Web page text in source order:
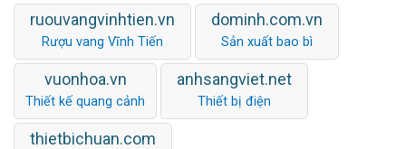
ruouvangvinhtien.vn
Rượu vang Vĩnh Tiến
dominh.com.vn
Sản xuất bao bì
vuonhoa.vn
Thiết kế quang cảnh
anhsangviet.net
Thiết bị điện
thietbichuan.com